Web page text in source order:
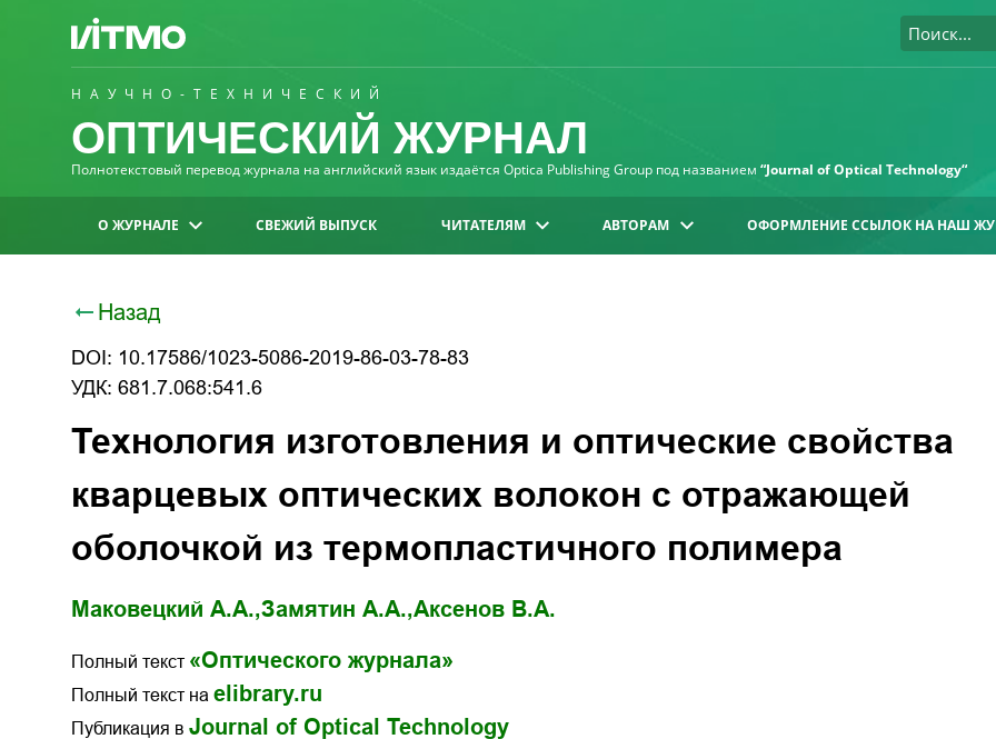
НАУЧНО-ТЕХНИЧЕСКИЙ
ОПТИЧЕСКИЙ ЖУРНАЛ
Полнотекстовый перевод журнала на английский язык издаётся Optica Publishing Group под названием “Journal of Optical Technology“
О ЖУРНАЛЕ СВЕЖИЙ ВЫПУСК ЧИТАТЕЛЯМ АВТОРАМ ОФОРМЛЕНИЕ ССЫЛОК НА НАШ
Назад
DOI: 10.17586/1023-5086-2019-86-03-78-83
УДК: 681.7.068:541.6
Технология изготовления и оптические свойства
кварцевых оптических волокон с отражающей
оболочкой из термопластичного полимера
Маковецкий А.А.,Замятин А.А.,Аксенов В.А.
Полный текст «Оптического журнала»
Полный текст на elibrary.ru
Публикация в Journal of Optical Technology